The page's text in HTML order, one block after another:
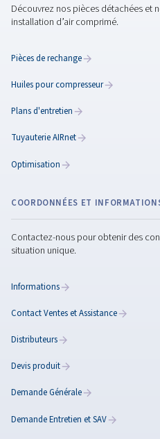
de l'air
8573-1
l'air comprimé.
choisir les filtres et